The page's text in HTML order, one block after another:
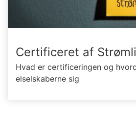
Certificeret af
Hvad er certificeringen og
elselskaberne sig